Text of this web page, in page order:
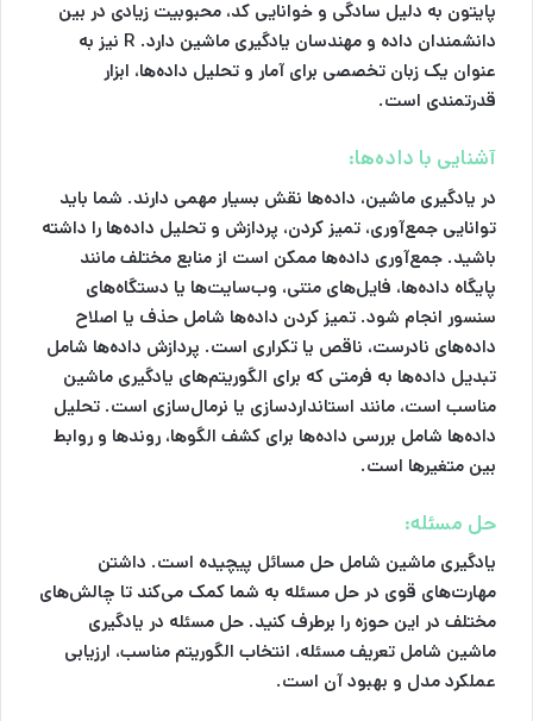
پایتون به دلیل سادگی و خوانایی کد، محبوبیت زیادی در بین
دانشمندان داده و مهندسان یادگیری ماشین دارد. R نیز به
عنوان یک زبان تخصصی برای آمار و تحلیل داده‌ها، ابزار
قدرتمندی است.
آشنایی با داده‌ها:
در یادگیری ماشین، داده‌ها نقش بسیار مهمی دارند. شما باید
توانایی جمع‌آوری، تمیز کردن، پردازش و تحلیل داده‌ها را داشته
باشید. جمع‌آوری داده‌ها ممکن است از منابع مختلف مانند
پایگاه داده‌ها، فایل‌های متنی، وب‌سایت‌ها یا دستگاه‌های
سنسور انجام شود. تمیز کردن داده‌ها شامل حذف یا اصلاح
داده‌های نادرست، ناقص یا تکراری است. پردازش داده‌ها شامل
تبدیل داده‌ها به فرمتی که برای الگوریتم‌های یادگیری ماشین
مناسب است، مانند استانداردسازی یا نرمال‌سازی است. تحلیل
داده‌ها شامل بررسی داده‌ها برای کشف الگوها، روندها و روابط
بین متغیرها است.
حل مسئله:
یادگیری ماشین شامل حل مسائل پیچیده است. داشتن
مهارت‌های قوی در حل مسئله به شما کمک می‌کند تا چالش‌های
مختلف در این حوزه را برطرف کنید. حل مسئله در یادگیری
ماشین شامل تعریف مسئله، انتخاب الگوریتم مناسب، ارزیابی
عملکرد مدل و بهبود آن است.